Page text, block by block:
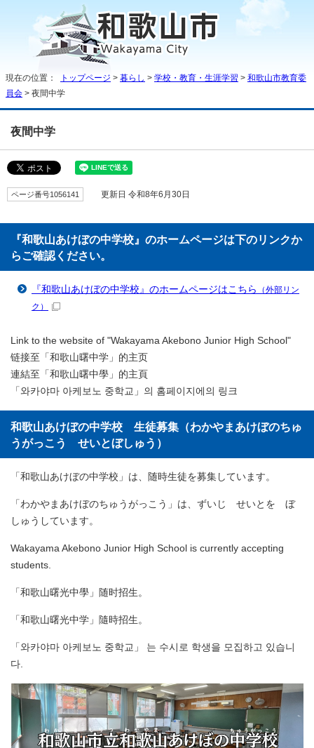
現在の位置： トップページ > 暮らし > 学校・教育・生涯学習 > 和歌山市教育委
員会 > 夜間中学
夜間中学
ページ番号1056141 更新日 令和8年6月30日
『和歌山あけぼの中学校』のホームページは下のリンクか
らご確認ください。
『和歌山あけぼの中学校』のホームページはこちら
（外部リン
ク）
Link to the website of "Wakayama Akebono Junior High School"
链接至「和歌山曙中学」的主页
連結至「和歌山曙中學」的主頁
「와카야마 아케보노 중학교」의 홈페이지에의 링크
和歌山あけぼの中学校 生徒募集（わかやまあけぼのちゅ
うがっこう せいとぼしゅう）
「和歌山あけぼの中学校」は、随時生徒を募集しています。
「わかやまあけぼのちゅうがっこう」は、ずいじ せいとを ぼ
しゅうしています。
Wakayama Akebono Junior High School is currently accepting
students.
「和歌山曙光中學」随时招生。
「和歌山曙光中学」隨時招生。
「와카야마 아케보노 중학교」 는 수시로 학생을 모집하고 있습니
다.